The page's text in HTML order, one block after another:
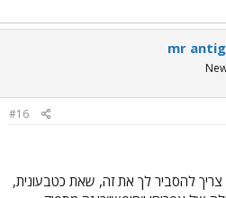
mr
#16
צריך להסביר לך את זה, שאת כטבעונית,